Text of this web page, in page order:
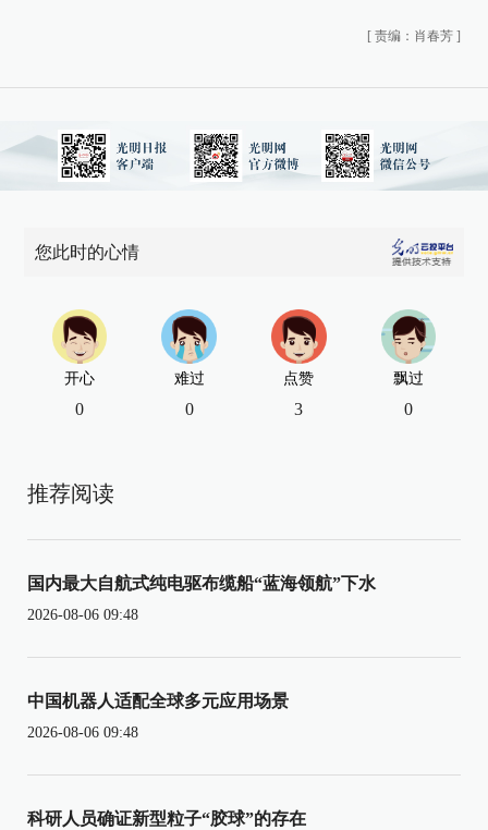
[ 责编：肖春芳 ]
您此时的心情
开心
0
难过
0
点赞
3
飘过
0
推荐阅读
国内最大自航式纯电驱布缆船“蓝海领航”下水
2026-08-06 09:48
中国机器人适配全球多元应用场景
2026-08-06 09:48
科研人员确证新型粒子“胶球”的存在